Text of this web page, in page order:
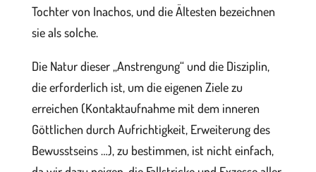
Tochter von Inachos, und die Ältesten bezeichnen
sie als solche.
Die Natur dieser „Anstrengung“ und die Disziplin,
die erforderlich ist, um die eigenen Ziele zu
erreichen (Kontaktaufnahme mit dem inneren
Göttlichen durch Aufrichtigkeit, Erweiterung des
Bewusstseins …), zu bestimmen, ist nicht einfach,